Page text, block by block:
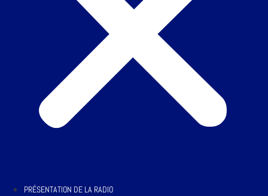
PRÉSENTATION DE LA RADIO